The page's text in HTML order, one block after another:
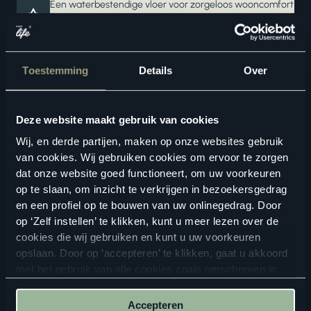
Toestemming Details Over
Deze website maakt gebruik van cookies
Wij, en derde partijen, maken op onze websites gebruik
van cookies. Wij gebruiken cookies om ervoor te zorgen
dat onze website goed functioneert, om uw voorkeuren
op te slaan, om inzicht te verkrijgen in bezoekersgedrag
en een profiel op te bouwen van uw onlinegedrag. Door
op ‘Zelf instellen’ te klikken, kunt u meer lezen over de
cookies die wij gebruiken en kunt u uw voorkeuren
opslaan. Door op ‘accepteren’ te klikken, gaat u akkoord
Accepteren
Een waterbestendige vloer voor zorgeloos wooncomfort
Ook verkrijgbaar als complete traprenovatie in hetzelfde
decor
Geschikte vloertoebehoren